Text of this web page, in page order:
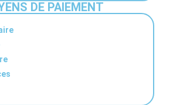
DE PAIEMENT